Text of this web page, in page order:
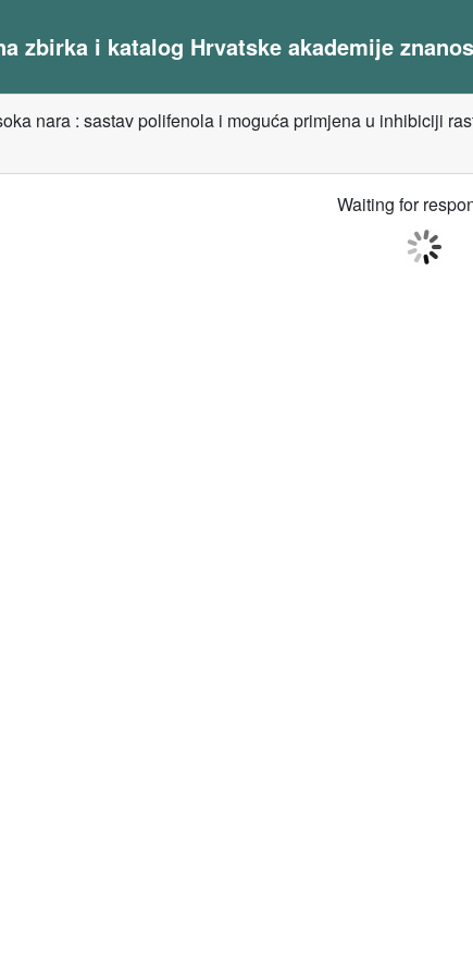
zbirka i katalog Hrvatske akademije
nara : sastav polifenola i moguća primjena u inhibiciji
Waiting for